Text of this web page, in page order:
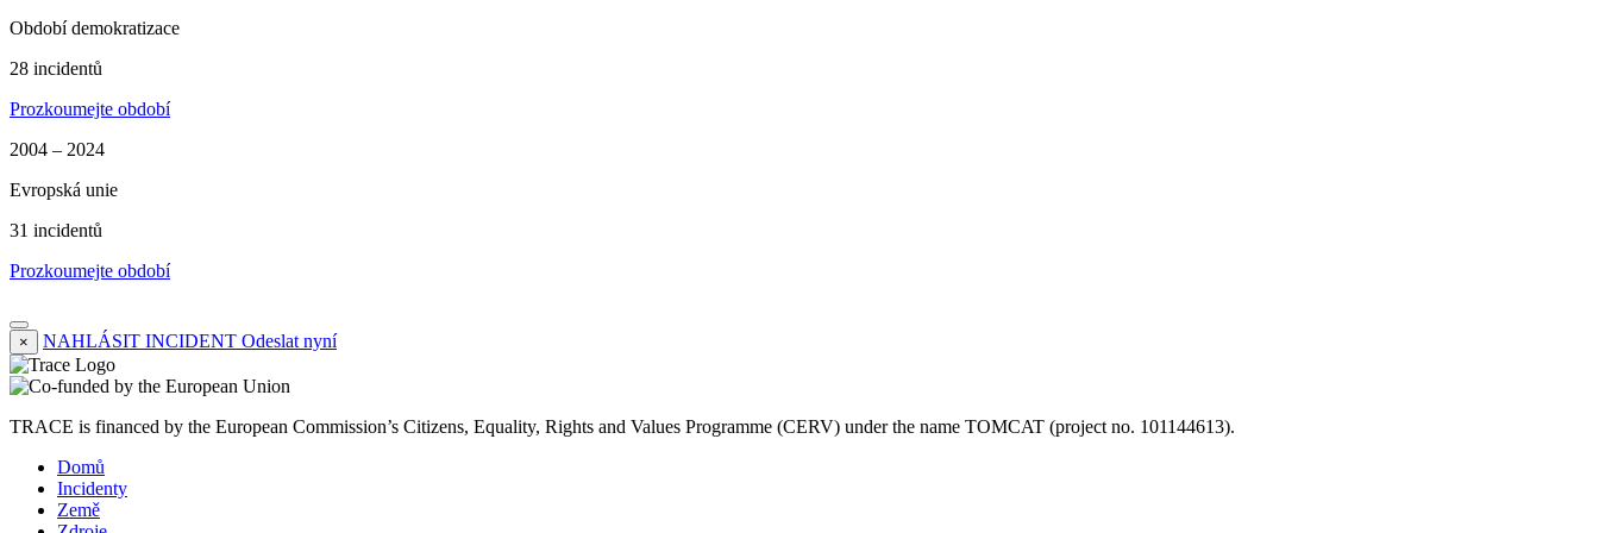
Období demokratizace
28 incidentů
Prozkoumejte období
2004 – 2024
Evropská unie
31 incidentů
Prozkoumejte období
× NAHLÁSIT INCIDENT Odeslat nyní
TRACE is financed by the European Commission’s Citizens, Equality, Rights and Values Programme (CERV) under the name TOMCAT (project no. 101144613).
Domů
Incidenty
Země